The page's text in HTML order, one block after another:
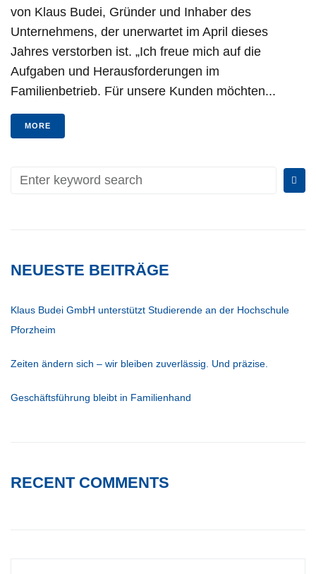
von Klaus Budei, Gründer und Inhaber des
Unternehmens, der unerwartet im April dieses
Jahres verstorben ist. „Ich freue mich auf die
Aufgaben und Herausforderungen im
Familienbetrieb. Für unsere Kunden möchten...
MORE
NEUESTE BEITRÄGE
Klaus Budei GmbH unterstützt Studierende an der Hochschule
Pforzheim
Zeiten ändern sich – wir bleiben zuverlässig. Und präzise.
Geschäftsführung bleibt in Familienhand
RECENT COMMENTS